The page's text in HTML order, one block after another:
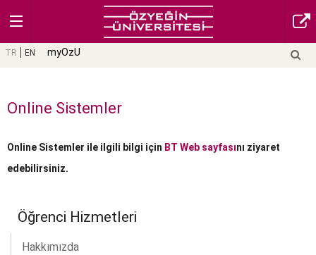
TR EN myOzU
Online Sistemler
Online Sistemler ile ilgili bilgi için BT Web sayfasını ziyaret
edebilirsiniz.
Öğrenci Hizmetleri
Hakkımızda